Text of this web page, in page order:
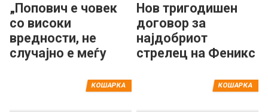
„Попович е човек
со високи
вредности, не
случајно е меѓу
Нов тригодишен
договор за
најдобриот
стрелец на Феникс
КОШАРКА КОШАРКА